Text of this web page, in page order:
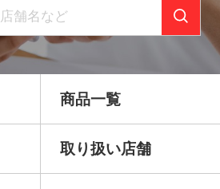
商品一覧
取り扱い店舗